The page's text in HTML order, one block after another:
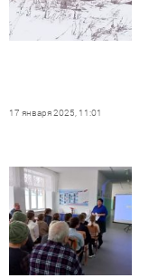
17 января 2025, 11:01